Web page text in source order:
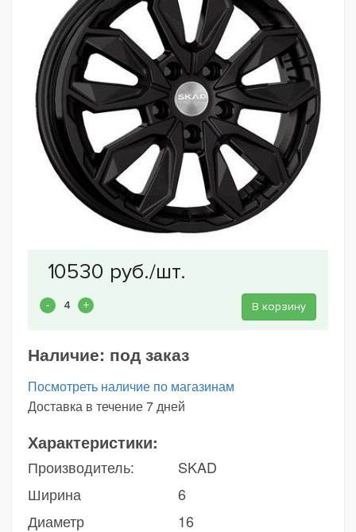
В корзину
Наличие: под заказ
Посмотреть наличие по магазинам
Доставка в течение 7 дней
Характеристики:
Производитель:
SKAD
Ширина
6
Диаметр
16